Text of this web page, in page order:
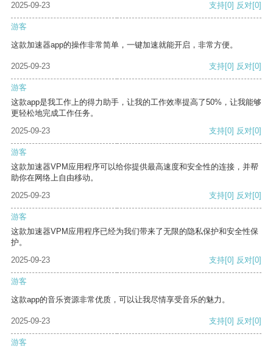
2025-09-23
支持[0] 反对[0]
游客
这款加速器app的操作非常简单，一键加速就能开启，非常方便。
2025-09-23 支持[0] 反对[0]
游客
这款app是我工作上的得力助手，让我的工作效率提高了50%，让我能够
更轻松地完成工作任务。
2025-09-23
支持[0] 反对[0]
游客
这款加速器VPM应用程序可以给你提供最高速度和安全性的连接，并帮
助你在网络上自由移动。
2025-09-23
支持[0] 反对[0]
游客
这款加速器VPM应用程序已经为我们带来了无限的隐私保护和安全性保
护。
2025-09-23
支持[0] 反对[0]
游客
这款app的音乐资源非常优质，可以让我尽情享受音乐的魅力。
2025-09-23 支持[0] 反对[0]
游客